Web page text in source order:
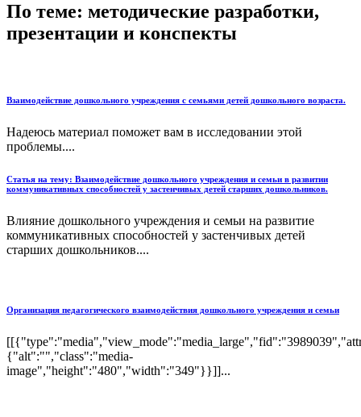
По теме: методические разработки,
презентации и конспекты
Взаимодействие дошкольного учреждения с семьями детей дошкольного возраста.
Надеюсь материал поможет вам в исследовании этой
проблемы....
Статья на тему: Взаимодействие дошкольного учреждения и семьи в развитии
коммуникативных способностей у застенчивых детей старших дошкольников.
Влияние дошкольного учреждения и семьи на развитие
коммуникативных способностей у застенчивых детей
старших дошкольников....
Организация педагогического взаимодействия дошкольного учреждения и семьи
{"alt":"","class":"media-
image","height":"480","width":"349"}}]]...